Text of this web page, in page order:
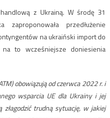
z Ukrainą. W środę 31
przedłużenie
na ukraiński import do
to wcześniejsze doniesienia
obowiązują od czerwca 2022 r. i
wsparcia UE dla Ukrainy i jej
złagodzić trudną sytuację, w jakiej